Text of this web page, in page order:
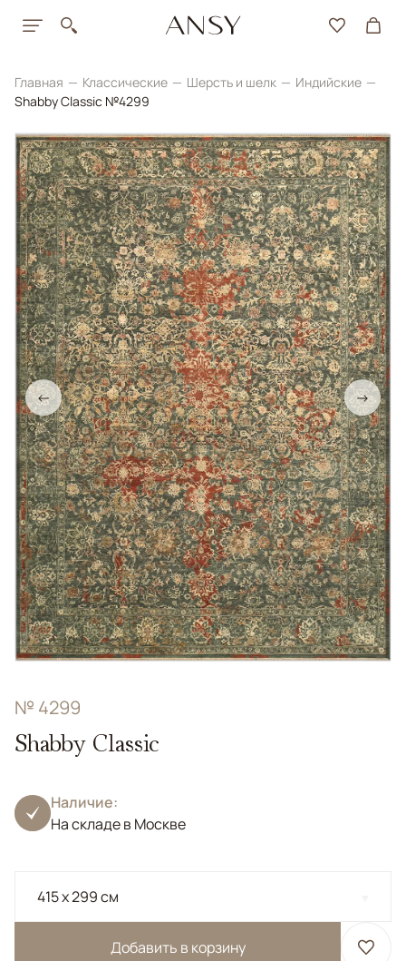
Главная Классические Шерсть и шелк
Индийские
Shabby Classic №4299
← →
№ 4299
Shabby Classic
Наличие:
На складе в Москве
415 x 299 см
Добавить в корзину